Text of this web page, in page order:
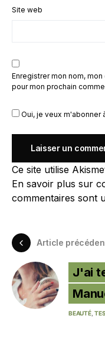
Site web
Enregistrer mon nom,
pour mon prochain
Oui, je veux m'abonner
Ce site utilise
En savoir plus sur
commentaires sont
Article
J'ai
BEAUTÉ